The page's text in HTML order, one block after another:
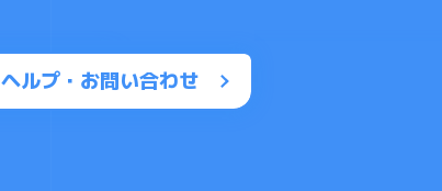
ヘルプ・お問い合わせ